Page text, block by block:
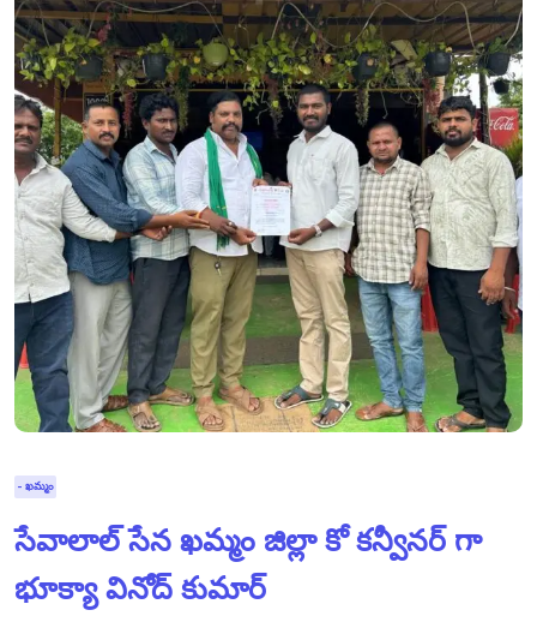
- ఖమ్మం
సేవాలాల్ సేన ఖమ్మం జిల్లా కో కన్వీనర్ గా
భూక్యా వినోద్ కుమార్